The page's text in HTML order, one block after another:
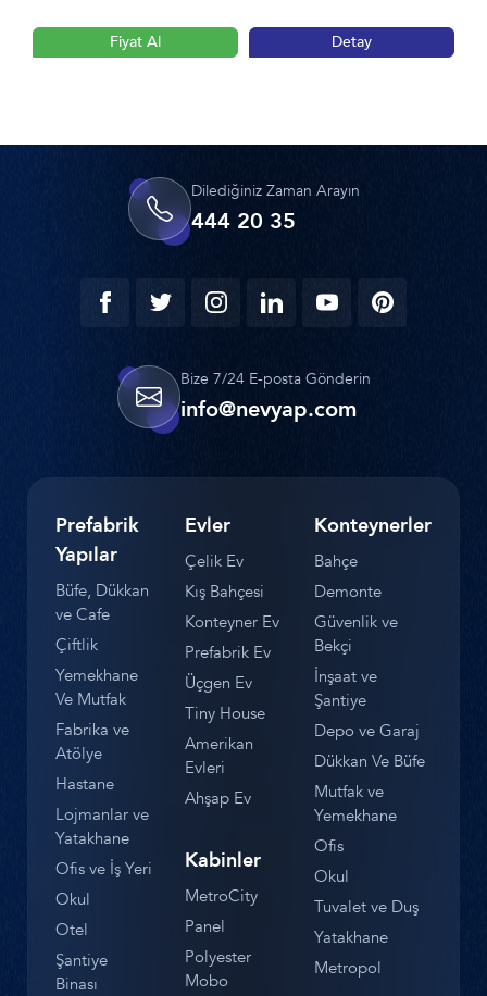
Fiyat Al Detay
Dilediğiniz Zaman Arayın
444 20 35
Bize 7/24 E-posta Gönderin
info@nevyap.com
Prefabrik
Yapılar
Büfe, Dükkan
ve Cafe
Çiftlik
Yemekhane
Ve Mutfak
Fabrika ve
Atölye
Hastane
Lojmanlar ve
Yatakhane
Ofis ve İş Yeri
Okul
Otel
Şantiye
Binası
Evler
Çelik Ev
Kış Bahçesi
Konteyner Ev
Prefabrik Ev
Üçgen Ev
Tiny House
Amerikan
Evleri
Ahşap Ev
Kabinler
MetroCity
Panel
Polyester
Mobo
Konteynerler
Bahçe
Demonte
Güvenlik ve
Bekçi
İnşaat ve
Şantiye
Depo ve Garaj
Dükkan Ve Büfe
Mutfak ve
Yemekhane
Ofis
Okul
Tuvalet ve Duş
Yatakhane
Metropol